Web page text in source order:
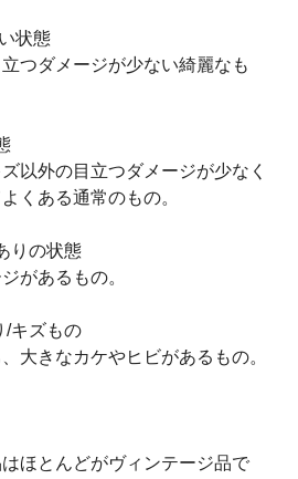
状態
つダメージが少ない綺麗なも
以外の目立つダメージが少なく
くある通常のもの。
の状態
があるもの。
ズもの
大きなカケやヒビがあるもの。
ほとんどがヴィンテージ品で